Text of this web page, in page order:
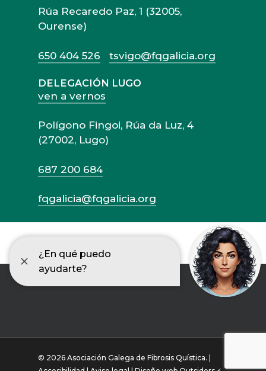
Rúa Recaredo Paz, 1 (32005,
Ourense)
650 404 526 tsvigo@fqgalicia.org
DELEGACIÓN LUGO
ven a vernos
Polígono Fingoi, Rúa da Luz, 4
(27002, Lugo)
687 200 684
fqgalicia@fqgalicia.org
© 2026 Asociación Galega de Fibrosis Quística. |